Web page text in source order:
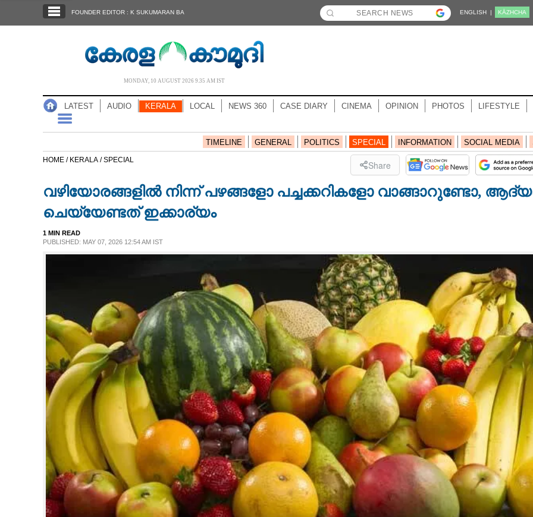
NOTIFIED NEWS
NEWS 360
CASE DIARY
LIFESTYLE
FOUNDER EDITOR : K SUKUMARAN BA ENGLISH | KĀZHCHA
MONDAY, 10 AUGUST 2026 9.35 AM IST
LATEST AUDIO KERALA LOCAL NEWS 360 CASE DIARY CINEMA OPINION PHOTOS LIFESTYLE
TIMELINE GENERAL POLITICS SPECIAL INFORMATION SOCIAL MEDIA
HOME / KERALA /SPECIAL Share
വഴിയോരങ്ങളിൽ നിന്ന് പഴങ്ങളോ പച്ചക്കറികളോ വാങ്ങാറുണ്ടോ,​
ചെയ്യേണ്ടത് ഇക്കാര്യം
1 MIN READ
PUBLISHED: MAY 07, 2026 12:54 AM IST